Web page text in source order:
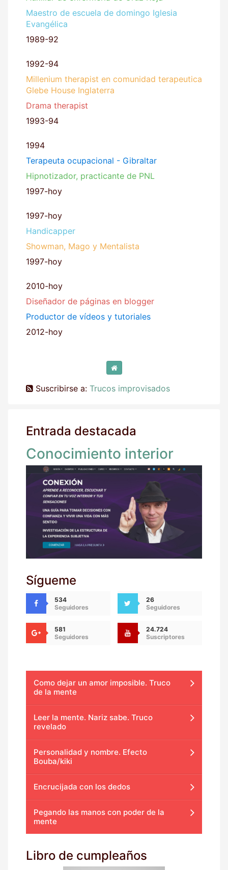
Maestro de escuela de domingo Iglesia
Evangélica
1989-92
1992-94
Millenium therapist en comunidad terapeutica
Glebe House Inglaterra
Drama therapist
1993-94
1994
Terapeuta ocupacional - Gibraltar
Hipnotizador, practicante de PNL
1997-hoy
1997-hoy
Handicapper
Showman, Mago y Mentalista
1997-hoy
2010-hoy
Diseñador de páginas en blogger
Productor de vídeos y tutoriales
2012-hoy
Suscribirse a: Trucos improvisados
Entrada destacada
Conocimiento interior
Sígueme
534
Seguidores
26
Seguidores
581
Seguidores
24.724
Suscriptores
Como dejar un amor imposible. Truco
de la mente
Leer la mente. Nariz sabe. Truco
revelado
Personalidad y nombre. Efecto
Bouba/kiki
Encrucijada con los dedos
Pegando las manos con poder de la
mente
Libro de cumpleaños